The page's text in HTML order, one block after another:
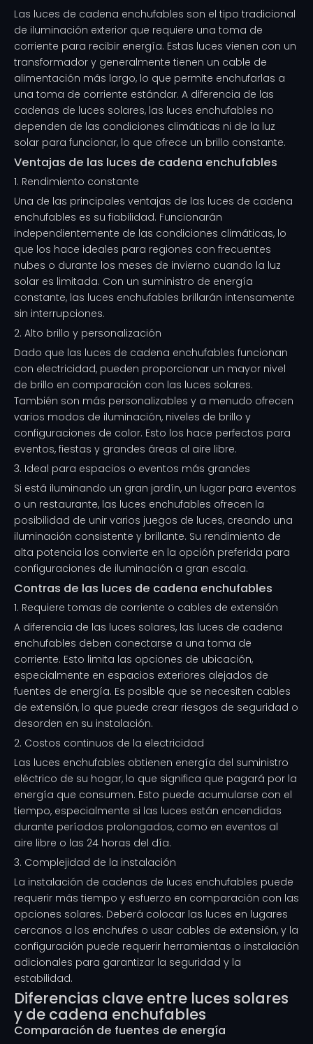
Las luces de cadena enchufables son el tipo tradicional
de iluminación exterior que requiere una toma de
corriente para recibir energía. Estas luces vienen con un
transformador y generalmente tienen un cable de
alimentación más largo, lo que permite enchufarlas a
una toma de corriente estándar. A diferencia de las
cadenas de luces solares, las luces enchufables no
dependen de las condiciones climáticas ni de la luz
solar para funcionar, lo que ofrece un brillo constante.
Ventajas de las luces de cadena enchufables
1. Rendimiento constante
Una de las principales ventajas de las luces de cadena
enchufables es su fiabilidad. Funcionarán
independientemente de las condiciones climáticas, lo
que los hace ideales para regiones con frecuentes
nubes o durante los meses de invierno cuando la luz
solar es limitada. Con un suministro de energía
constante, las luces enchufables brillarán intensamente
sin interrupciones.
2. Alto brillo y personalización
Dado que las luces de cadena enchufables funcionan
con electricidad, pueden proporcionar un mayor nivel
de brillo en comparación con las luces solares.
También son más personalizables y a menudo ofrecen
varios modos de iluminación, niveles de brillo y
configuraciones de color. Esto los hace perfectos para
eventos, fiestas y grandes áreas al aire libre.
3. Ideal para espacios o eventos más grandes
Si está iluminando un gran jardín, un lugar para eventos
o un restaurante, las luces enchufables ofrecen la
posibilidad de unir varios juegos de luces, creando una
iluminación consistente y brillante. Su rendimiento de
alta potencia los convierte en la opción preferida para
configuraciones de iluminación a gran escala.
Contras de las luces de cadena enchufables
1. Requiere tomas de corriente o cables de extensión
A diferencia de las luces solares, las luces de cadena
enchufables deben conectarse a una toma de
corriente. Esto limita las opciones de ubicación,
especialmente en espacios exteriores alejados de
fuentes de energía. Es posible que se necesiten cables
de extensión, lo que puede crear riesgos de seguridad o
desorden en su instalación.
2. Costos continuos de la electricidad
Las luces enchufables obtienen energía del suministro
eléctrico de su hogar, lo que significa que pagará por la
energía que consumen. Esto puede acumularse con el
tiempo, especialmente si las luces están encendidas
durante períodos prolongados, como en eventos al
aire libre o las 24 horas del día.
3. Complejidad de la instalación
La instalación de cadenas de luces enchufables puede
requerir más tiempo y esfuerzo en comparación con las
opciones solares. Deberá colocar las luces en lugares
cercanos a los enchufes o usar cables de extensión, y la
configuración puede requerir herramientas o instalación
adicionales para garantizar la seguridad y la
estabilidad.
Diferencias clave entre luces solares
y de cadena enchufables
Comparación de fuentes de energía